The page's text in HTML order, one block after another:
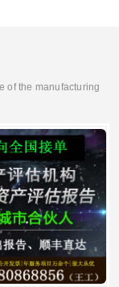
of the manufacturing